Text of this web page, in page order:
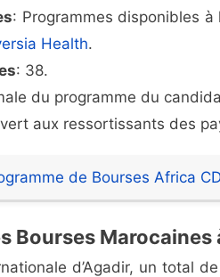
: Programmes disponibles à
Health.
: 38.
du programme du
aux ressortissants des
de Bourses Africa
Bourses Marocaines
d’Agadir, un total